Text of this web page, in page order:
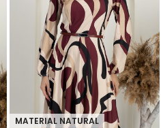
MATERIAL NATURAL